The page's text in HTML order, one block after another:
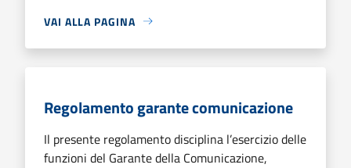
VAI ALLA PAGINA
Regolamento garante comunicazione
Il presente regolamento disciplina l’esercizio delle
funzioni del Garante della Comunicazione,